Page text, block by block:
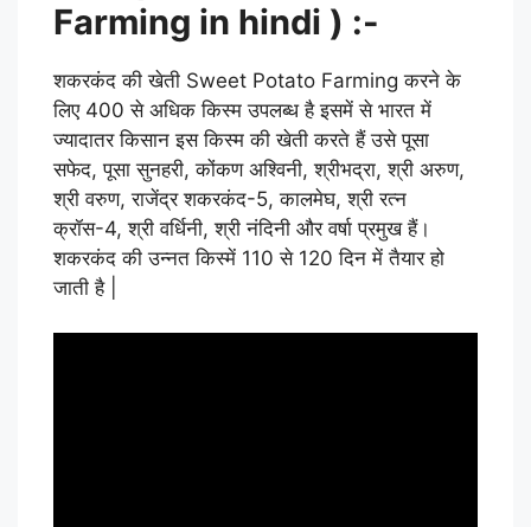
Farming in hindi ) :-
शकरकंद की खेती Sweet Potato Farming करने के
लिए 400 से अधिक किस्म उपलब्ध है इसमें से भारत में
ज्यादातर किसान इस किस्म की खेती करते हैं उसे पूसा
सफेद, पूसा सुनहरी, कोंकण अश्विनी, श्रीभद्रा, श्री अरुण,
श्री वरुण, राजेंद्र शकरकंद-5, कालमेघ, श्री रत्न
क्रॉस-4, श्री वर्धिनी, श्री नंदिनी और वर्षा प्रमुख हैं।
शकरकंद की उन्नत किस्में 110 से 120 दिन में तैयार हो
जाती है |